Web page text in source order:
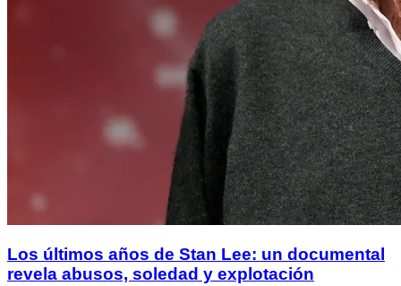
Los últimos años de Stan Lee: un documental
revela abusos, soledad y explotación